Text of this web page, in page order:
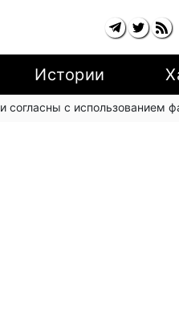
Истории
и согласны с использованием